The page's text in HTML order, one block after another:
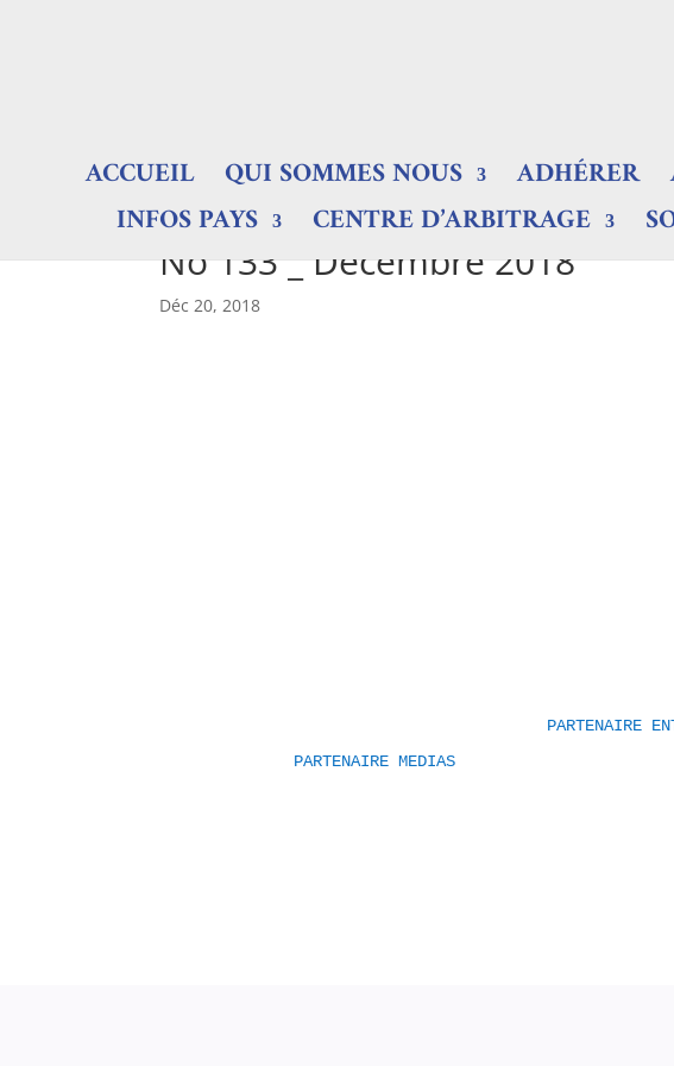
ACCUEIL QUI SOMMES NOUS ADHÉRER
INFOS PAYS
CENTRE D’ARBITRAGE
No 133 _ Décembre 2018
Déc 20, 2018
PARTENAIRE MEDIAS
PARTENAIRE